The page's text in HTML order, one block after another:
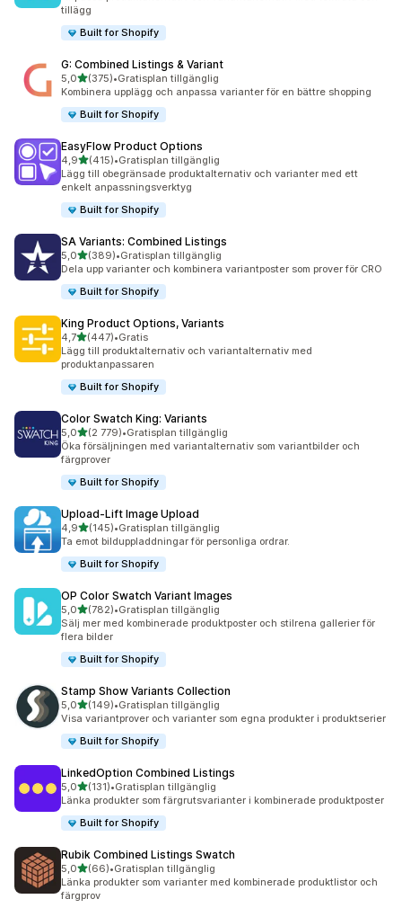
tillägg
Built for Shopify
G: Combined Listings & Variant
5,0av 5 stjärnor
(375)
375 recensioner totalt
•Gratisplan tillgänglig
Kombinera upplägg och anpassa varianter för en bättre shopping
Built for Shopify
EasyFlow Product Options
4,9av 5 stjärnor
(415)
415 recensioner totalt
•Gratisplan tillgänglig
Lägg till obegränsade produktalternativ och varianter med ett
enkelt anpassningsverktyg
Built for Shopify
SA Variants: Combined Listings
5,0av 5 stjärnor
(389)
389 recensioner totalt
•Gratisplan tillgänglig
Dela upp varianter och kombinera variantposter som prover för CRO
Built for Shopify
King Product Options, Variants
4,7av 5 stjärnor
(447)
447 recensioner totalt
•Gratis
Lägg till produktalternativ och variantalternativ med
produktanpassaren
Built for Shopify
Color Swatch King: Variants
5,0av 5 stjärnor
(2 779)
2779 recensioner totalt
•Gratisplan tillgänglig
Öka försäljningen med variantalternativ som variantbilder och
färgprover
Built for Shopify
Upload‑Lift Image Upload
4,9av 5 stjärnor
(145)
145 recensioner totalt
•Gratisplan tillgänglig
Ta emot bilduppladdningar för personliga ordrar.
Built for Shopify
OP Color Swatch Variant Images
5,0av 5 stjärnor
(782)
782 recensioner totalt
•Gratisplan tillgänglig
Sälj mer med kombinerade produktposter och stilrena gallerier för
flera bilder
Built for Shopify
Stamp Show Variants Collection
5,0av 5 stjärnor
(149)
149 recensioner totalt
•Gratisplan tillgänglig
Visa variantprover och varianter som egna produkter i produktserier
Built for Shopify
LinkedOption Combined Listings
5,0av 5 stjärnor
(131)
131 recensioner totalt
•Gratisplan tillgänglig
Länka produkter som färgrutsvarianter i kombinerade produktposter
Built for Shopify
Rubik Combined Listings Swatch
5,0av 5 stjärnor
(66)
66 recensioner totalt
•Gratisplan tillgänglig
Länka produkter som varianter med kombinerade produktlistor och
färgprov